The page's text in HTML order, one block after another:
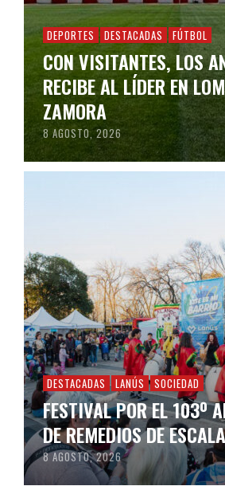
DEPORTES DESTACADAS FÚTBOL
CON VISITANTES, LOS
RECIBE AL LÍDER EN
ZAMORA
8 AGOSTO, 2026
DESTACADAS LANÚS SOCIEDAD
FESTIVAL POR EL 103º
DE REMEDIOS DE
8 AGOSTO, 2026